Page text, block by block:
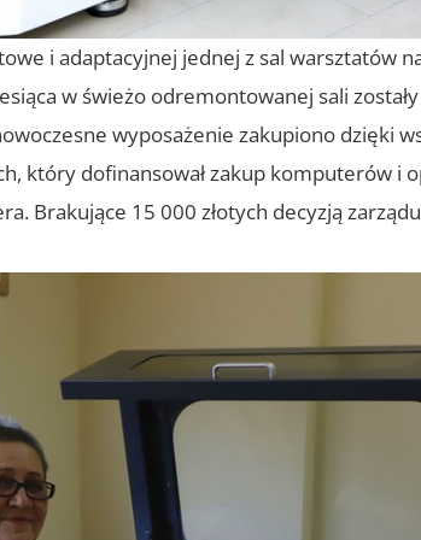
i adaptacyjnej jednej z sal warsztatów
w świeżo odremontowanej sali
wyposażenie zakupiono dzięki
który dofinansował zakup komputerów i
Brakujące 15 000 złotych decyzją